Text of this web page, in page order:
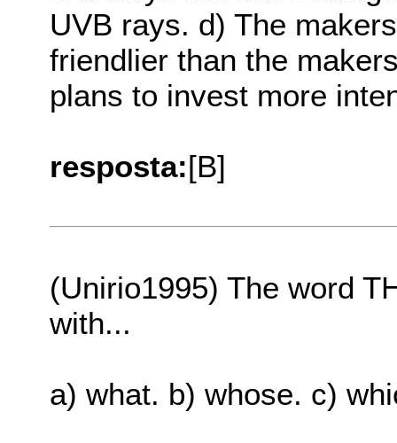
UVB rays. d) The
friendlier than the
plans to invest more
resposta:[B]
(Unirio1995) The word
with...
a) what. b) whose. c)